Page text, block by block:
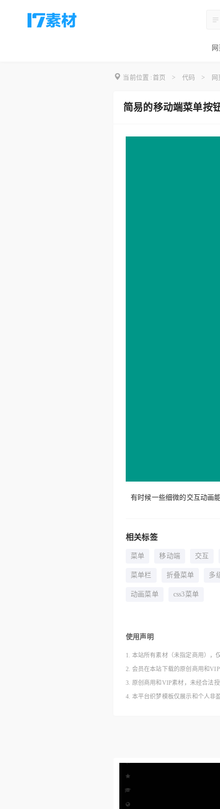
当前位置 :首页 > 代码 > 网
简易的移动端菜单按
有时候一些细微的交互动画
相关标签
菜单 移动端 交互
菜单栏 折叠菜单 多
动画菜单 css3菜单
使用声明
1. 本站所有素材（未指定商用），
2. 会员在本站下载的原创商用和
3. 原创商用和VIP素材，未经合法
4. 本平台织梦模板仅展示和个人非